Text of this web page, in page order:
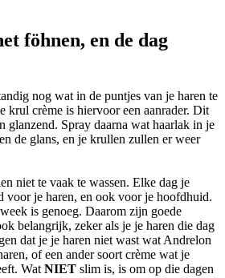
föhnen, en de dag
nog wat in de puntjes van je haren te
krul crème is hiervoor een aanrader. Dit
glanzend. Spray daarna wat haarlak in je
de glans, en je krullen zullen er weer
niet te vaak te wassen. Elke dag je
voor je haren, en ook voor je hoofdhuid.
is genoeg. Daarom zijn goede
belangrijk, zeker als je je haren die dag
dat je je haren niet wast wat Andrelon
of een ander soort crème wat je
Wat NIET slim is, is om op die dagen